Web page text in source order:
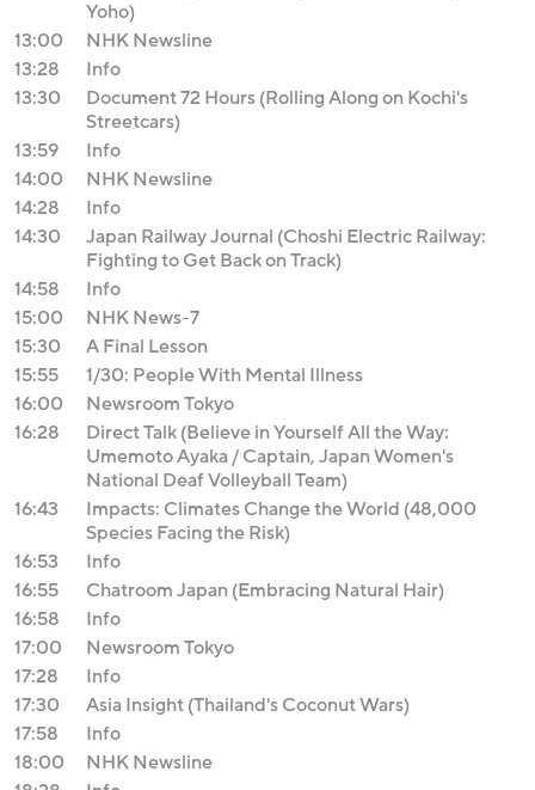
Yoho)
13:00
NHK Newsline
13:28
Info
13:30
Document 72 Hours (Rolling Along on Kochi's
Streetcars)
13:59
Info
14:00
NHK Newsline
14:28
Info
14:30
Japan Railway Journal (Choshi Electric Railway:
Fighting to Get Back on Track)
14:58
Info
15:00
NHK News-7
15:30
A Final Lesson
15:55
1/30: People With Mental Illness
16:00
Newsroom Tokyo
16:28
Direct Talk (Believe in Yourself All the Way:
Umemoto Ayaka / Captain, Japan Women's
National Deaf Volleyball Team)
16:43
Impacts: Climates Change the World (48,000
Species Facing the Risk)
16:53
Info
16:55
Chatroom Japan (Embracing Natural Hair)
16:58
Info
17:00
Newsroom Tokyo
17:28
Info
17:30
Asia Insight (Thailand's Coconut Wars)
17:58
Info
18:00
NHK Newsline